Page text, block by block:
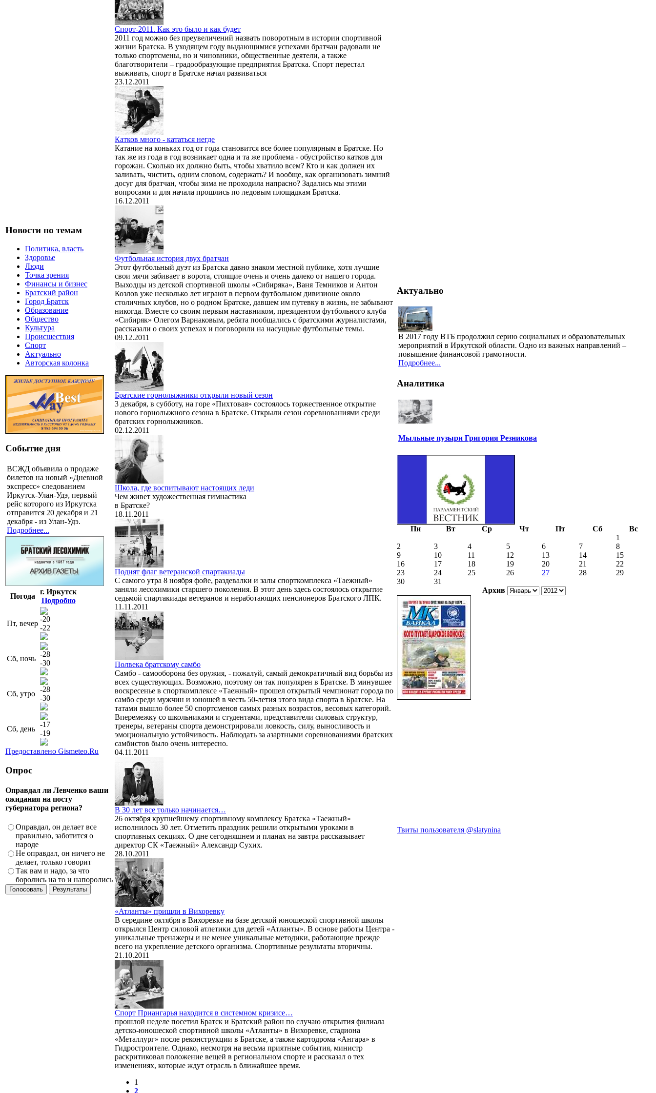
Новости по темам
Политика, власть
Здоровье
Люди
Точка зрения
Финансы и бизнес
Братский район
Город Братск
Образование
Общество
Культура
Происшествия
Спорт
Актуально
Авторская колонка
Событие дня
ВСЖД объявила о продаже
билетов на новый «Дневной
экспресс» следованием
Иркутск-Улан-Удэ, первый
рейс которого из Иркутска
отправится 20 декабря и 21
декабря - из Улан-Удэ.
Подробнее...
Погода
г. Иркутск
Подробно
Пт, вечер
-20
-22
Сб, ночь
-28
-30
Сб, утро
-28
-30
Сб, день
-17
-19
Предоставлено Gismeteo.Ru
Опрос
Оправдал ли Левченко ваши
ожидания на посту
губернатора региона?
Оправдал, он делает все
правильно, заботится о
народе
Не оправдал, он ничего не
делает, только говорит
Так вам и надо, за что
боролись на то и напоролись
Спорт-2011. Как это было и как будет
2011 год можно без преувеличений назвать поворотным в истории спортивной
жизни Братска. В уходящем году выдающимися успехами братчан радовали не
только спортсмены, но и чиновники, общественные деятели, а также
благотворители – градообразующие предприятия Братска. Спорт перестал
выживать, спорт в Братске начал развиваться
23.12.2011
Катков много - кататься негде
Катание на коньках год от года становится все более популярным в Братске. Но
так же из года в год возникает одна и та же проблема - обустройство катков для
горожан. Сколько их должно быть, чтобы хватило всем? Кто и как должен их
заливать, чистить, одним словом, содержать? И вообще, как организовать зимний
досуг для братчан, чтобы зима не проходила напрасно? Задались мы этими
вопросами и для начала прошлись по ледовым площадкам Братска.
16.12.2011
Футбольная история двух братчан
Этот футбольный дуэт из Братска давно знаком местной публике, хотя лучшие
свои мячи забивает в ворота, стоящие очень и очень далеко от нашего города.
Выходцы из детской спортивной школы «Сибиряка», Ваня Темников и Антон
Козлов уже несколько лет играют в первом футбольном дивизионе около
столичных клубов, но о родном Братске, давшем им путевку в жизнь, не забывают
никогда. Вместе со своим первым наставником, президентом футбольного клуба
«Сибиряк» Олегом Варнаковым, ребята пообщались с братскими журналистами,
рассказали о своих успехах и поговорили на насущные футбольные темы.
09.12.2011
Братские горнолыжники открыли новый сезон
3 декабря, в субботу, на горе «Пихтовая» состоялось торжественное открытие
нового горнолыжного сезона в Братске. Открыли сезон соревнованиями среди
братских горнолыжников.
02.12.2011
Школа, где воспитывают настоящих леди
Чем живет художественная гимнастика
в Братске?
18.11.2011
Поднят флаг ветеранской спартакиады
С самого утра 8 ноября фойе, раздевалки и залы спорткомплекса «Таежный»
заняли лесохимики старшего поколения. В этот день здесь состоялось открытие
седьмой спартакиады ветеранов и неработающих пенсионеров Братского ЛПК.
11.11.2011
Полвека братскому самбо
Самбо - самооборона без оружия, - пожалуй, самый демократичный вид борьбы из
всех существующих. Возможно, поэтому он так популярен в Братске. В минувшее
воскресенье в спорткомплексе «Таежный» прошел открытый чемпионат города по
самбо среди мужчин и юношей в честь 50-летия этого вида спорта в Братске. На
татами вышло более 50 спортсменов самых разных возрастов, весовых категорий.
Вперемежку со школьниками и студентами, представители силовых структур,
тренеры, ветераны спорта демонстрировали ловкость, силу, выносливость и
эмоциональную устойчивость. Наблюдать за азартными соревнованиями братских
самбистов было очень интересно.
04.11.2011
В 30 лет все только начинается…
26 октября крупнейшему спортивному комплексу Братска «Таежный»
исполнилось 30 лет. Отметить праздник решили открытыми уроками в
спортивных секциях. О дне сегодняшнем и планах на завтра рассказывает
директор СК «Таежный» Александр Сухих.
28.10.2011
«Атланты» пришли в Вихоревку
В середине октября в Вихоревке на базе детской юношеской спортивной школы
открылся Центр силовой атлетики для детей «Атланты». В основе работы Центра -
уникальные тренажеры и не менее уникальные методики, работающие прежде
всего на укрепление детского организма. Спортивные результаты вторичны.
21.10.2011
Спорт Приангарья находится в системном кризисе…
прошлой неделе посетил Братск и Братский район по случаю открытия филиала
детско-юношеской спортивной школы «Атланты» в Вихоревке, стадиона
«Металлург» после реконструкции в Братске, а также картодрома «Ангара» в
Гидростроителе. Однако, несмотря на весьма приятные события, министр
раскритиковал положение вещей в региональном спорте и рассказал о тех
изменениях, которые ждут отрасль в ближайшее время.
1
2
Актуально
В 2017 году ВТБ продолжил серию социальных и образовательных
мероприятий в Иркутской области. Одно из важных направлений –
повышение финансовой грамотности.
Подробнее...
Аналитика
Мыльные пузыри Григория Резникова
Пн Вт Ср Чт Пт Сб
Вс
1
2
3 4 5 6 7
8
9
10 11 12 13 14
15
16
17 18 19 20 21
22
23
24 25 26 27 28
29
30
31
Архив
Твиты пользователя @slatynina